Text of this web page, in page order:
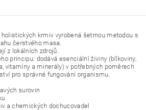
holistických krmiv vyrobená šetrnou metodou s
čerstvého masa.
z lokálních zdrojů.
principu: dodává esenciální živiny (bílkoviny,
vitamíny a minerály) v potřebných poměrech
pro správné fungování organismu.
surovin
a chemických dochucovadel